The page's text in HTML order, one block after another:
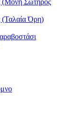
(Μονή Σωτήρος
Όρη)